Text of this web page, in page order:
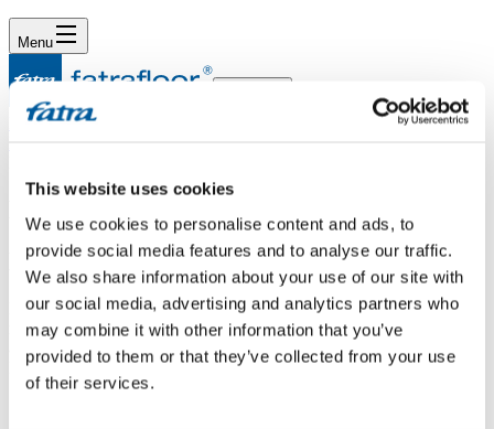
This website uses cookies
We use cookies to personalise content and ads, to
provide social media features and to analyse our traffic.
We also share information about your use of our site with
our social media, advertising and analytics partners who
may combine it with other information that you’ve
provided to them or that they’ve collected from your use
of their services.
Menu
Domů/
Dotaz
Přeji dobrého dne. Pro rekonstrukci podlah v panelovém dome z
roku cca 1978 mě zajímá váha strženého PVC včetně lepidla. Kolik
asi váží 1 m2 PVC ?Děkuji za odpověď.S pozdravem Pavel
Dolanský.